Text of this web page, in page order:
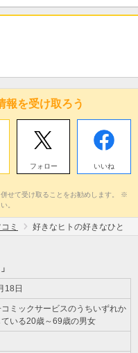
報を受け取ろう
フォロー いいね
せて受け取ることをお勧めします。 ※
。
ミ 好きなヒトの好きなひと
18日
ミックサービスのうちいずれか
いる20歳～69歳の男女